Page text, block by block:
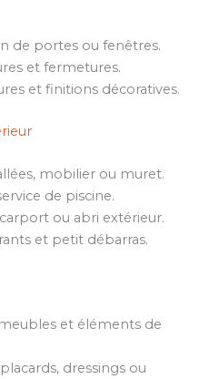
de portes ou fenêtres.
et fermetures.
et finitions décoratives.
mobilier ou muret.
de piscine.
ou abri extérieur.
et petit débarras.
et éléments de
dressings ou